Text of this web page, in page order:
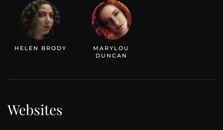
HELEN BRODY
MARYLOU
DUNCAN
Websites